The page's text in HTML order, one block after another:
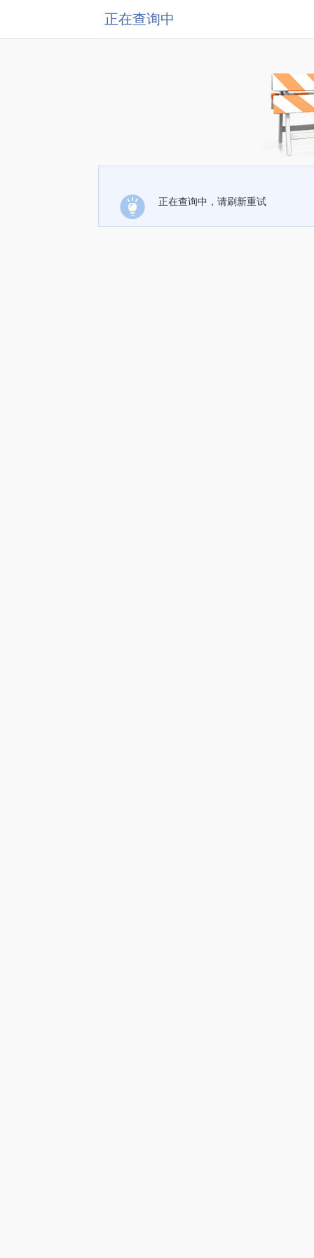
正在查询中
正在查询中，请刷新重试